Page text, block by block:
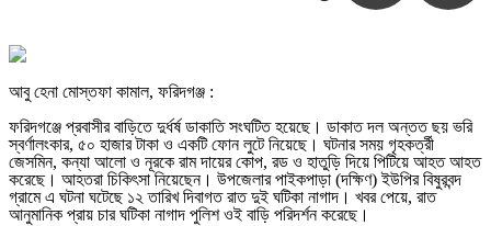
আবু হেনা মোস্তফা কামাল, ফরিদগঞ্জ :
ফরিদগঞ্জে প্রবাসীর বাড়িতে দুর্ধর্ষ ডাকাতি সংঘটিত হয়েছে। ডাকাত দল অন্তত ছয় ভরি
স্বর্ণালংকার, ৫০ হাজার টাকা ও একটি ফোন লুটে নিয়েছে। ঘটনার সময় গৃহকর্ত্রী
জেসমিন, কন্যা আলো ও নূরকে রাম দায়ের কোপ, রড ও হাতুড়ি দিয়ে পিটিয়ে আহত আহত
করেছে। আহতরা চিকিৎসা নিয়েছেন। উপজেলার পাইকপাড়া (দক্ষিণ) ইউপির বিষুরবন্দ
গ্রামে এ ঘটনা ঘটেছে ১২ তারিখ দিবাগত রাত দুই ঘটিকা নাগাদ। খবর পেয়ে, রাত
আনুমানিক প্রায় চার ঘটিকা নাগাদ পুলিশ ওই বাড়ি পরিদর্শন করেছে।